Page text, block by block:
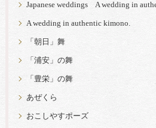
Japanese weddings A wedding in
A wedding in authentic kimono.
「朝日」舞
「浦安」の舞
「豊栄」の舞
あぜくら
おこしやすポーズ